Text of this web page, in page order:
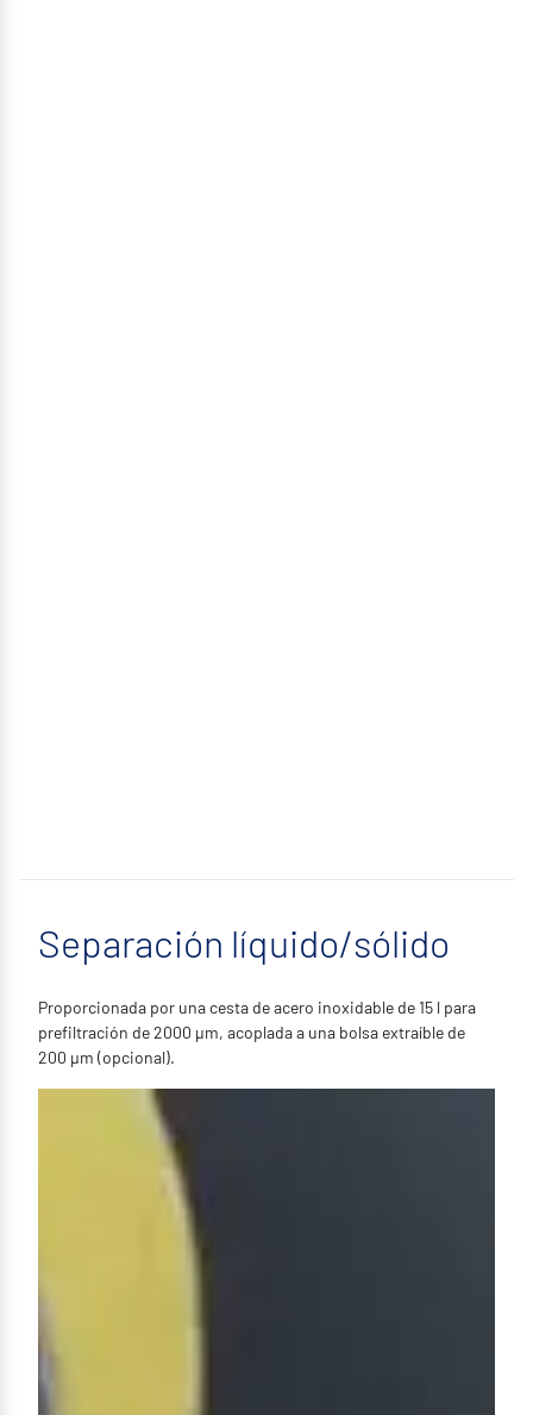
Separación líquido/sólido
Proporcionada por una cesta de acero inoxidable de 15 l para
prefiltración de 2000 µm, acoplada a una bolsa extraíble de
200 µm (opcional).